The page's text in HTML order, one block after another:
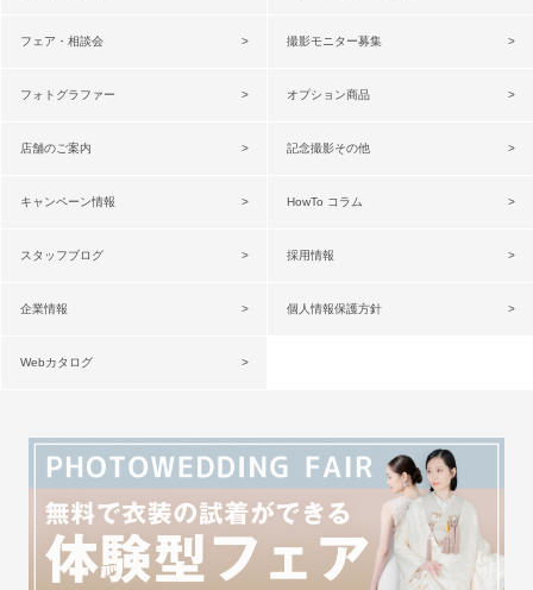
フェア・相談会 撮影モニター募集
フォトグラファー オプション商品
店舗のご案内 記念撮影その他
キャンペーン情報 HowTo コラム
スタッフブログ 採用情報
企業情報 個人情報保護方針
Webカタログ